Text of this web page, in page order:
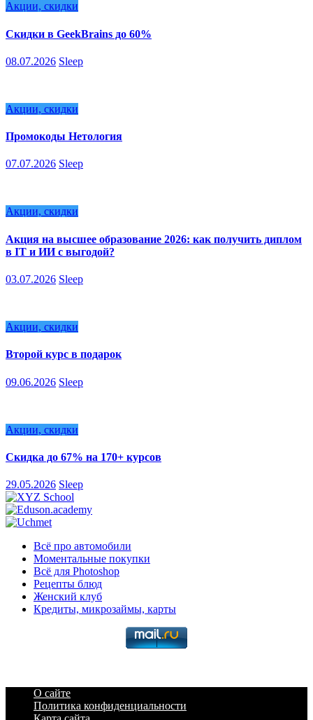
Акции, скидки
Скидки в GeekBrains до 60%
08.07.2026 Sleep
Акции, скидки
Промокоды Нетология
07.07.2026 Sleep
Акции, скидки
Акция на высшее образование 2026: как получить диплом
в IT и ИИ с выгодой?
03.07.2026 Sleep
Акции, скидки
Второй курс в подарок
09.06.2026 Sleep
Акции, скидки
Скидка до 67% на 170+ курсов
29.05.2026 Sleep
Всё про автомобили
Моментальные покупки
Всё для Photoshop
Рецепты блюд
Женский клуб
Кредиты, микрозаймы, карты
О сайте
Политика конфиденциальности